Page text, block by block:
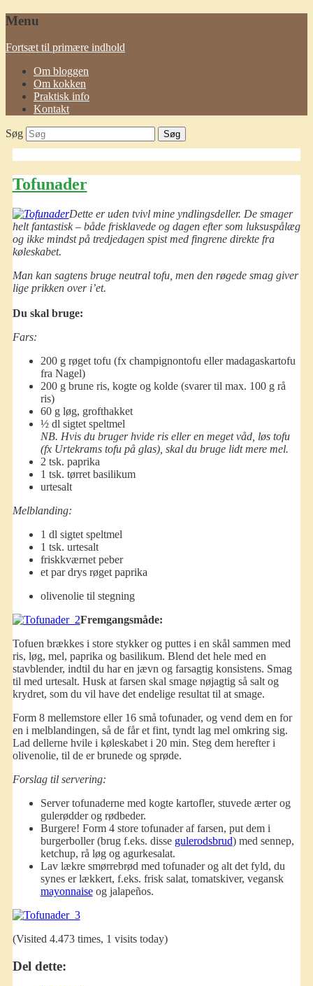
Menu
Fortsæt til primære indhold
Om bloggen
Om kokken
Praktisk info
Kontakt
Søg
Tofunader
Dette er uden tvivl mine yndlingsdeller. De smager
helt fantastisk – både frisklavede og dagen efter som luksuspålæg
og ikke mindst på tredjedagen spist med fingrene direkte fra
køleskabet.
Man kan sagtens bruge neutral tofu, men den røgede smag giver
lige prikken over i’et.
Du skal bruge:
Fars:
200 g røget tofu (fx champignontofu eller madagaskartofu
fra Nagel)
200 g brune ris, kogte og kolde (svarer til max. 100 g rå
ris)
60 g løg, grofthakket
½ dl sigtet speltmel
NB. Hvis du bruger hvide ris eller en meget våd, løs tofu
(fx Urtekrams tofu på glas), skal du bruge lidt mere mel.
2 tsk. paprika
1 tsk. tørret basilikum
urtesalt
Melblanding:
1 dl sigtet speltmel
1 tsk. urtesalt
friskkværnet peber
et par drys røget paprika
olivenolie til stegning
Fremgangsmåde:
Tofuen brækkes i store stykker og puttes i en skål sammen med
ris, løg, mel, paprika og basilikum. Blend det hele med en
stavblender, indtil du har en jævn og farsagtig konsistens. Smag
til med urtesalt. Husk at farsen skal smage nøjagtig så salt og
krydret, som du vil have det endelige resultat til at smage.
Form 8 mellemstore eller 16 små tofunader, og vend dem en for
en i melblandingen, så de får et fint, tyndt lag mel omkring sig.
Lad dellerne hvile i køleskabet i 20 min. Steg dem herefter i
olivenolie, til de er brunede og sprøde.
Forslag til servering:
Server tofunaderne med kogte kartofler, stuvede ærter og
gulerødder og rødbeder.
Burgere! Form 4 store tofunader af farsen, put dem i
burgerboller (brug f.eks. disse gulerodsbrud) med sennep,
ketchup, rå løg og agurkesalat.
Lav lækre smørrebrød med tofunader og alt det fyld, du
synes er lækkert, f.eks. frisk salat, tomatskiver, vegansk
mayonnaiseog jalapeños.
(Visited 4.473 times, 1 visits today)
Del dette: